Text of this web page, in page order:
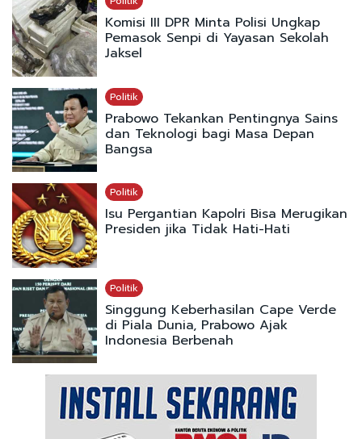
Komisi III DPR Minta Polisi Ungkap
Pemasok Senpi di Yayasan Sekolah
Jaksel
Politik
Prabowo Tekankan Pentingnya Sains
dan Teknologi bagi Masa Depan
Bangsa
Politik
Isu Pergantian Kapolri Bisa Merugikan
Presiden jika Tidak Hati-Hati
Politik
Singgung Keberhasilan Cape Verde
di Piala Dunia, Prabowo Ajak
Indonesia Berbenah